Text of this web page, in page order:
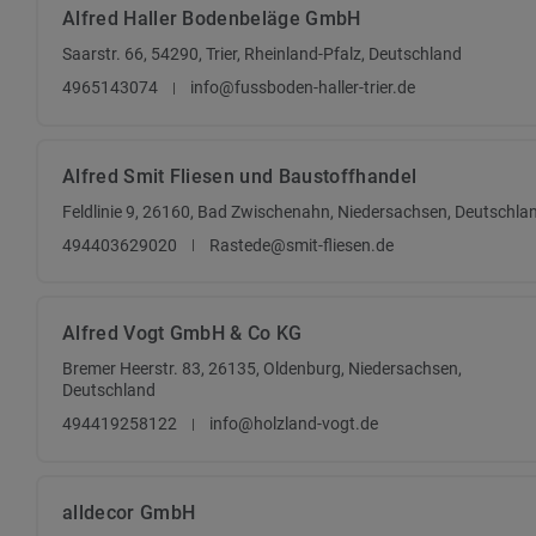
Alfred Haller Bodenbeläge GmbH
Saarstr. 66, 54290, Trier, Rheinland-Pfalz, Deutschland
4965143074
info@fussboden-haller-trier.de
Alfred Smit Fliesen und Baustoffhandel
Feldlinie 9, 26160, Bad Zwischenahn, Niedersachsen,
494403629020
Rastede@smit-fliesen.de
Alfred Vogt GmbH & Co KG
Bremer Heerstr. 83, 26135, Oldenburg, Niedersachsen,
Deutschland
494419258122
info@holzland-vogt.de
alldecor GmbH